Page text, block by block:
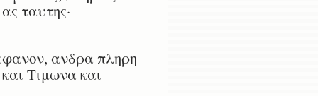
ταυτης·
ανδρα πληρη
Τιμωνα και